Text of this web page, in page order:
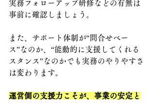
実務フォローアップ研修などの有無は
事前に確認しましょう。
また、サポート体制が“問合せベー
ス”なのか、“能動的に支援してくれる
スタンス”なのかでも実務のやりやすさ
は変わります。
運営側の支援力こそが、事業の安定と